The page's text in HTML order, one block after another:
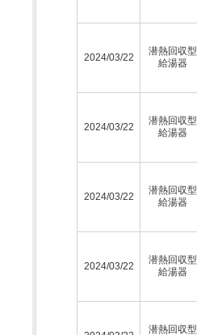
2024/03/22
潜熱回収型
給湯器
2024/03/22
潜熱回収型
給湯器
2024/03/22
潜熱回収型
給湯器
2024/03/22
潜熱回収型
給湯器
潜熱回収型